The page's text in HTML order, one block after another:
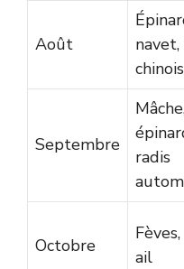
Août
navet,
chinois
Septembre
radis
Octobre
ail